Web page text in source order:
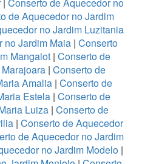
de Aquecedor no Jardim
no Jardim Luzitania
no Jardim Maia| Conserto
Mangalot| Conserto de
| Conserto de
Amalia| Conserto de
Estela | Conserto de
Luiza | Conserto de
| Conserto de Aquecedor
de Aquecedor no Jardim
no Jardim Modelo|